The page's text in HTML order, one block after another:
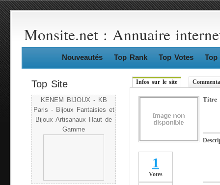
Monsite.net : Annuaire
Nouveautés Top Rank Top Votes Top
Top Site
KENEM BIJOUX - KB
Paris - Bijoux Fantaisies et
Bijoux Artisanaux Haut de
Gamme
Infos sur le site
1
Votes
Titre